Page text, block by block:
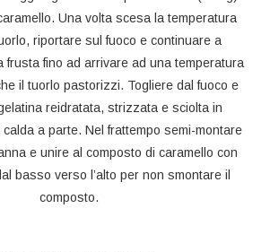
Una volta scesa la temperatura
riportare sul fuoco e continuare a
frusta fino ad arrivare ad una temperatura
il tuorlo pastorizzi. Togliere dal fuoco e
reidratata, strizzata e sciolta in
a parte. Nel frattempo semi-montare
e unire al composto di caramello con
basso verso l’alto per non smontare il
composto.